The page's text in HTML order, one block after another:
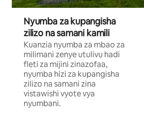
Nyumba za kupangisha
zilizo na samani kamili
Kuanzia nyumba za mbao za
milimani zenye utulivu hadi
fleti za mijini zinazofaa,
nyumba hizi za kupangisha
zilizo na samani zina
vistawishi vyote vya
nyumbani.